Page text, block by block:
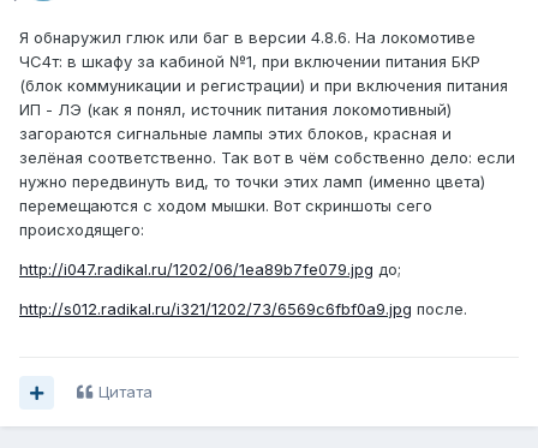
Я обнаружил глюк или баг в версии 4.8.6. На локомотиве
ЧС4т: в шкафу за кабиной №1, при включении питания БКР
(блок коммуникации и регистрации) и при включения питания
ИП - ЛЭ (как я понял, источник питания локомотивный)
загораются сигнальные лампы этих блоков, красная и
зелёная соответственно. Так вот в чём собственно дело: если
нужно передвинуть вид, то точки этих ламп (именно цвета)
перемещаются с ходом мышки. Вот скриншоты сего
происходящего:
http://i047.radikal.ru/1202/06/1ea89b7fe079.jpg до;
http://s012.radikal.ru/i321/1202/73/6569c6fbf0a9.jpg после.
Цитата